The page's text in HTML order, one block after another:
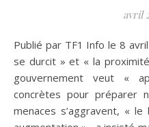
avril
Publié par TF1 Info le 8 avril 2026 Face à un « monde (qui)
se durcit » et « la
gouvernement veut «
concrètes pour préparer
menaces s’aggravent, «